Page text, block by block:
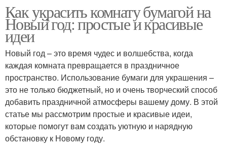
Как украсить комнату бумагой на
Новый год: простые и красивые
идеи
Новый год – это время чудес и волшебства, когда
каждая комната превращается в праздничное
пространство. Использование бумаги для украшения –
это не только бюджетный, но и очень творческий способ
добавить праздничной атмосферы вашему дому. В этой
статье мы рассмотрим простые и красивые идеи,
которые помогут вам создать уютную и нарядную
обстановку к Новому году.